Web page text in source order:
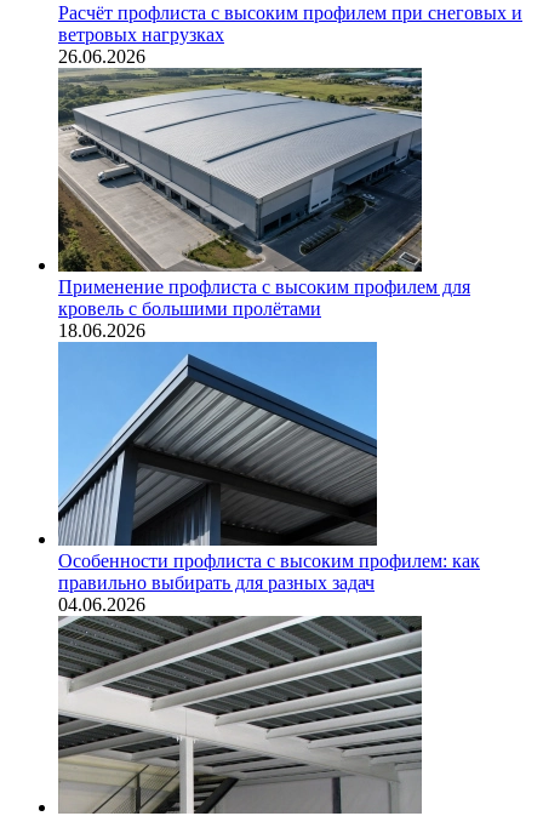
Расчёт профлиста с высоким профилем при снеговых и
ветровых нагрузках
26.06.2026
Применение профлиста с высоким профилем для
кровель с большими пролётами
18.06.2026
Особенности профлиста с высоким профилем: как
правильно выбирать для разных задач
04.06.2026